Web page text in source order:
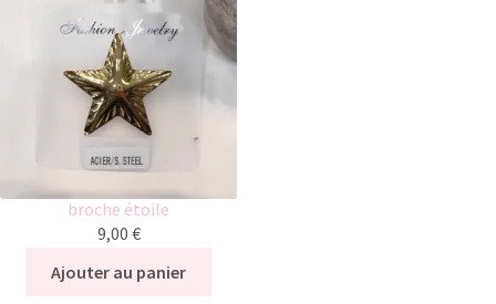
broche étoile
9,00 €
Ajouter au panier